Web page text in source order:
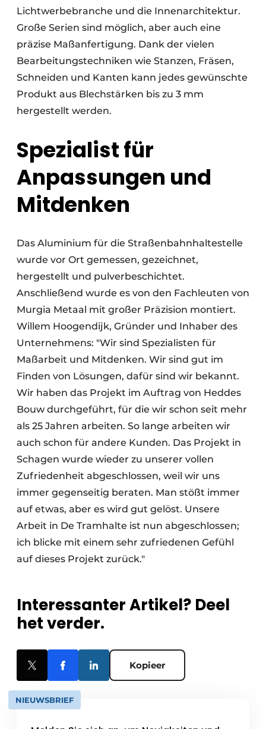
Lichtwerbebranche und die Innenarchitektur.
Große Serien sind möglich, aber auch eine
präzise Maßanfertigung. Dank der vielen
Bearbeitungstechniken wie Stanzen, Fräsen,
Schneiden und Kanten kann jedes gewünschte
Produkt aus Blechstärken bis zu 3 mm
hergestellt werden.
Spezialist für
Anpassungen und
Mitdenken
Das Aluminium für die Straßenbahnhaltestelle
wurde vor Ort gemessen, gezeichnet,
hergestellt und pulverbeschichtet.
Anschließend wurde es von den Fachleuten von
Murgia Metaal mit großer Präzision montiert.
Willem Hoogendijk, Gründer und Inhaber des
Unternehmens: "Wir sind Spezialisten für
Maßarbeit und Mitdenken. Wir sind gut im
Finden von Lösungen, dafür sind wir bekannt.
Wir haben das Projekt im Auftrag von Heddes
Bouw durchgeführt, für die wir schon seit mehr
als 25 Jahren arbeiten. So lange arbeiten wir
auch schon für andere Kunden. Das Projekt in
Schagen wurde wieder zu unserer vollen
Zufriedenheit abgeschlossen, weil wir uns
immer gegenseitig beraten. Man stößt immer
auf etwas, aber es wird gut gelöst. Unsere
Arbeit in De Tramhalte ist nun abgeschlossen;
ich blicke mit einem sehr zufriedenen Gefühl
auf dieses Projekt zurück."
Interessanter Artikel? Deel
het verder.
Kopieer
NIEUWSBRIEF